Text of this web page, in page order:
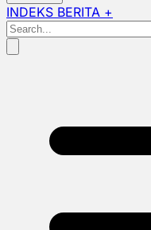
INDEKS BERITA +